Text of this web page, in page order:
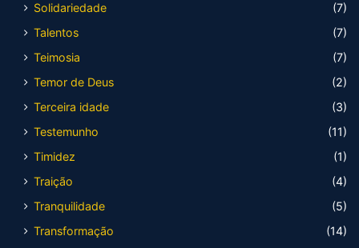
Solidariedade
(7)
Talentos
(7)
Teimosia
(7)
Temor de Deus
(2)
Terceira idade
(3)
Testemunho
(11)
Timidez
(1)
Traição
(4)
Tranquilidade
(5)
Transformação
(14)